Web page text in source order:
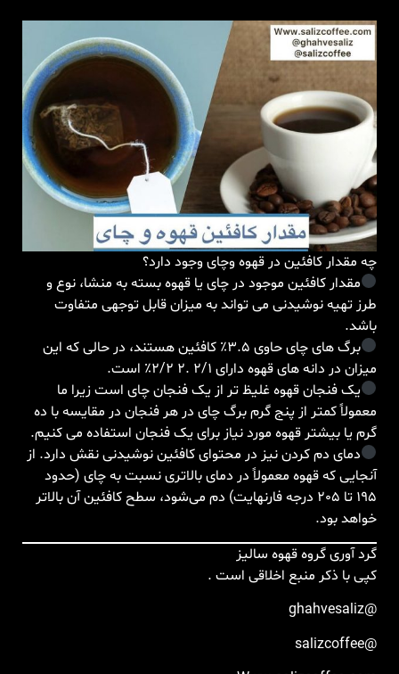
چه مقدار کافئین در قهوه وچای وجود دارد؟
مقدار کافئین موجود در چای یا قهوه بسته به منشا، نوع و
طرز تهیه نوشیدنی می تواند به میزان قابل توجهی متفاوت
باشد.
برگ های چای حاوی 3.5٪ کافئین هستند، در حالی که این
میزان در دانه های قهوه دارای 2/1 .2 2/2٪ است.
یک فنجان قهوه غلیظ تر از یک فنجان چای است زیرا ما
معمولاً کمتر از پنج گرم برگ چای در هر فنجان در مقایسه با ده
گرم یا بیشتر قهوه مورد نیاز برای یک فنجان استفاده می کنیم.
دمای دم کردن نیز در محتوای کافئین نوشیدنی نقش دارد. از
آنجایی که قهوه معمولاً در دمای بالاتری نسبت به چای (حدود
195 تا 205 درجه فارنهایت) دم می‌شود، سطح کافئین آن بالاتر
خواهد بود.
گرد آوری گروه قهوه سالیز
کپی با ذکر منبع اخلاقی است .
@ghahvesaliz
@salizcoffee